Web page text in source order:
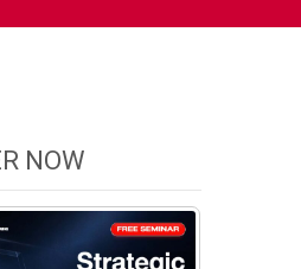
NOW